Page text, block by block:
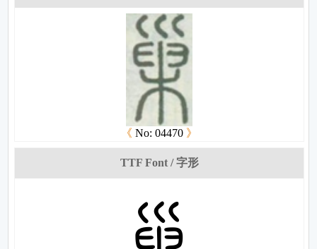
《 No: 04470 》
TTF Font / 字形